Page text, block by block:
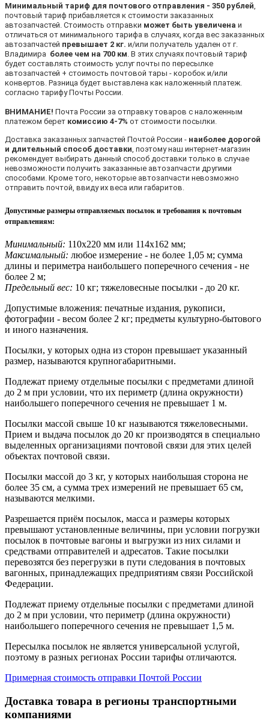
Минимальный тариф для почтового отправления - 350 рублей
почтовый тариф прибавляется к стоимости заказанных
автозапчастей. Стоимость отправки может быть увеличена и
отличаться от минимального тарифа в случаях, когда вес заказанных
автозапчастей превышает 2 кг. и/или получатель удален от г.
Владимира более чем на 700 км . В этих случаях почтовый тариф
будет составлять стоимость услуг почты по пересылке
автозапчастей + стоимость почтовой тары - коробок и/или
конвертов. Разница будет выставлена как наложенный платеж.
согласно тарифу Почты России.
ВНИМАНИЕ! Почта России за отправку товаров с наложенным
платежом берет комиссию 4-7% от стоимости посылки.
Доставка заказанных запчастей Почтой России - наиболее дорогой
и длительный способ доставки , поэтому наш интернет-магазин
рекомендует выбирать данный способ доставки только в случае
невозможности получить заказанные автозапчасти другими
способами. Кроме того, некоторые автозапчасти невозможно
отправить почтой, ввиду их веса или габаритов.
Допустимые размеры отправляемых посылок и требования к почтовым
отправлениям:
Минимальный: 110х220 мм или 114х162 мм;
Максимальный: любое измерение - не более 1,05 м; сумма
длины и периметра наибольшего поперечного сечения - не
более 2 м;
Предельный вес: 10 кг; тяжеловесные посылки - до 20 кг.
Допустимые вложения: печатные издания, рукописи,
фотографии - весом более 2 кг; предметы культурно-бытового
и иного назначения.
Посылки, у которых одна из сторон превышает указанный
размер, называются крупногабаритными.
Подлежат приему отдельные посылки с предметами длиной
до 2 м при условии, что их периметр (длина окружности)
наибольшего поперечного сечения не превышает 1 м.
Посылки массой свыше 10 кг называются тяжеловесными.
Прием и выдача посылок до 20 кг производятся в специально
выделенных организациями почтовой связи для этих целей
объектах почтовой связи.
Посылки массой до 3 кг, у которых наибольшая сторона не
более 35 см, а сумма трех измерений не превышает 65 см,
называются мелкими.
Разрешается приём посылок, масса и размеры которых
превышают установленные величины, при условии погрузки
посылок в почтовые вагоны и выгрузки из них силами и
средствами отправителей и адресатов. Такие посылки
перевозятся без перегрузки в пути следования в почтовых
вагонных, принадлежащих предприятиям связи Российской
Федерации.
Подлежат приему отдельные посылки с предметами длиной
до 2 м при условии, что периметр (длина окружности)
наибольшего поперечного сечения не превышает 1,5 м.
Пересылка посылок не является универсальной услугой,
поэтому в разных регионах России тарифы отличаются.
Примерная стоимость отправки Почтой России
Доставка товара в регионы транспортными
компаниями